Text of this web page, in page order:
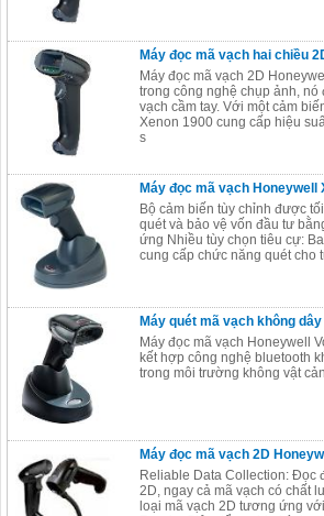
Máy đọc mã vạch hai chiều
Máy đọc mã vạch 2D
trong công nghệ chụp ảnh,
vạch cầm tay. Với một cảm
Xenon 1900 cung cấp hiệu
s
Máy đọc mã vạch Honeywell
Bộ cảm biến tùy chỉnh được
quét và bảo vệ vốn đầu tư
ứng Nhiều tùy chọn tiêu cự:
cung cấp chức năng quét cho
Máy quét mã vạch không
Máy đọc mã vạch Honeywell
kết hợp công nghệ bluetooth
trong môi trường không vật cản
Máy đọc mã vạch 2D
Reliable Data Collection: Đọc
2D, ngay cả mã vạch có chất
loại mã vạch 2D tương ứng